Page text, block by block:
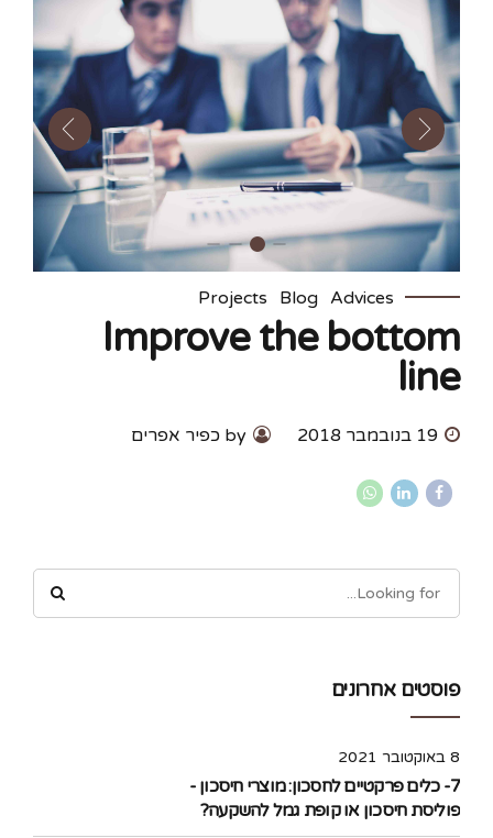
Advices
Blog
Projects
Improve the bottom
line
19 בנובמבר 2018 by כפיר אפרים
פוסטים אחרונים
8 באוקטובר 2021
7- כלים פרקטיים לחסכון: מוצרי חיסכון -
פוליסת חיסכון או קופת גמל להשקעה?